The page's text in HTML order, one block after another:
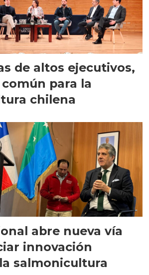
de altos ejecutivos,
para la
chilena
abre nueva vía
innovación
salmonicultura